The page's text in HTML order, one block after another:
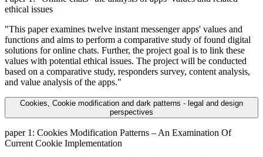
ethical issues
"This paper examines twelve instant messenger apps' values and
functions and aims to perform a comparative study of found digital
solutions for online chats. Further, the project goal is to link these
values with potential ethical issues. The project will be conducted
based on a comparative study, responders survey, content analysis,
and value analysis of the apps."
Cookies, Cookie modification and dark patterns - legal and design
perspectives
paper 1: Cookies Modification Patterns – An Examination Of
Current Cookie Implementation